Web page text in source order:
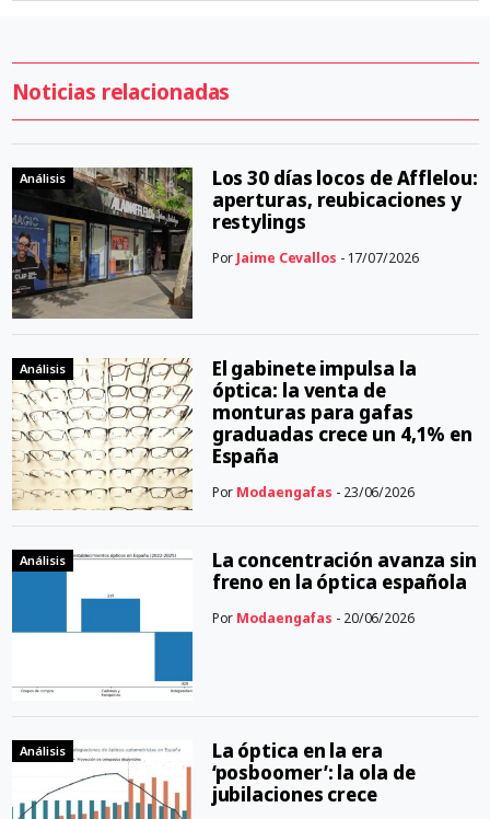
Noticias relacionadas
Análisis
Los 30 días locos de Afflelou:
aperturas, reubicaciones y
restylings
PorJaime Cevallos - 17/07/2026
Análisis
El gabinete impulsa la
óptica: la venta de
monturas para gafas
graduadas crece un 4,1% en
España
Por Modaengafas - 23/06/2026
Análisis
La concentración avanza sin
freno en la óptica española
Por Modaengafas - 20/06/2026
Análisis
La óptica en la era
‘posboomer’: la ola de
jubilaciones crece